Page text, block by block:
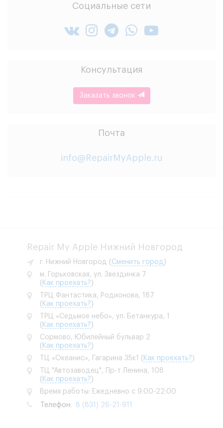
Социальные сети
Консультация
Заказать звонок
Почта
info@RepairMyApple.ru
Repair My Apple Нижний Новгород
г. Нижний Новгород ( Сменить город)
м. Горьковская, ул. Звездинка 7
( Как проехать?)
ТРЦ Фантастика, Родионова, 187
( Как проехать?)
ТРЦ «Седьмое небо», ул. Бетанкура, 1
( Как проехать?)
Сормово, Юбилейный бульвар 2
( Как проехать?)
ТЦ «Океанис», Гагарина 35к1 ( Как проехать?)
ТЦ "Автозаводец", Пр-т Ленина, 108
( Как проехать?)
Время работы: Ежедневно с 9:00-22:00
Телефон: 8 (831) 26-21-911